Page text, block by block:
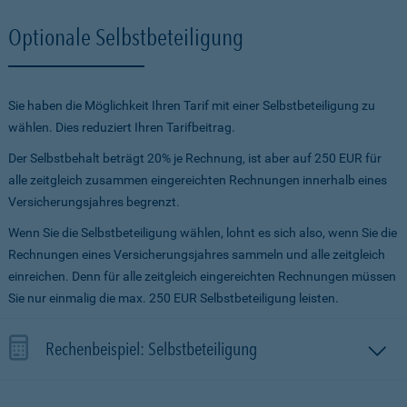
Optionale Selbstbeteiligung
Sie haben die Möglichkeit Ihren Tarif mit einer Selbstbeteiligung zu
wählen. Dies reduziert Ihren Tarifbeitrag.
Der Selbstbehalt beträgt 20% je Rechnung, ist aber auf 250 EUR für
alle zeitgleich zusammen eingereichten Rechnungen innerhalb eines
Versicherungsjahres begrenzt.
Wenn Sie die Selbstbeteiligung wählen, lohnt es sich also, wenn Sie die
Rechnungen eines Versicherungsjahres sammeln und alle zeitgleich
einreichen. Denn für alle zeitgleich eingereichten Rechnungen müssen
Sie nur einmalig die max. 250 EUR Selbstbeteiligung leisten.
Rechenbeispiel: Selbstbeteiligung